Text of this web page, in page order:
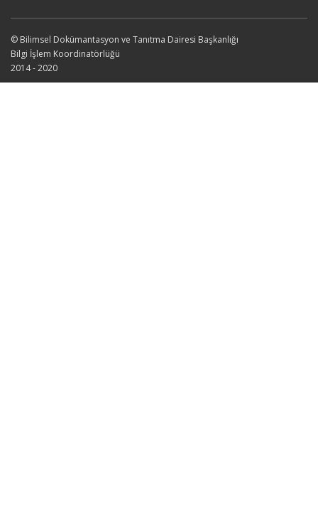
© Bilimsel Dokümantasyon ve Tanıtma Dairesi Başkanlığı
Bilgi İşlem Koordinatörlüğü
2014 - 2020